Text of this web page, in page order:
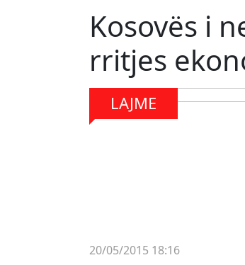
Kosovës i
rritjes
LAJME
20/05/2015 18:16